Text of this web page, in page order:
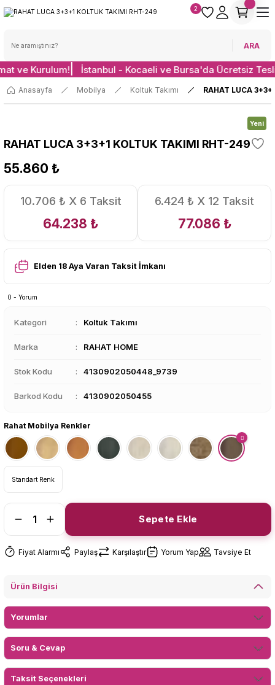
ARA
2
ve Kurulum! İstanbul - Kocaeli ve Bursa'da Ücretsiz
Anasayfa Mobilya Koltuk Takımı RAHAT LUCA
Yeni
RAHAT LUCA 3+3+1 KOLTUK TAKIMI RHT-249
55.860 ₺
10.706 ₺ X 6 Taksit
64.238 ₺
6.424 ₺ X 12 Taksit
77.086 ₺
Elden 18 Aya Varan Taksit İmkanı
0 - Yorum
Kategori Koltuk Takımı
Marka RAHAT HOME
Stok Kodu 4130902050448_9739
Barkod Kodu 4130902050455
Rahat Mobilya Renkler
Standart Renk
Sepete Ekle
Fiyat Alarmı Paylaş Karşılaştır Yorum Yap Tavsiye Et
Ürün Bilgisi
Yorumlar
Soru & Cevap
Taksit Seçenekleri